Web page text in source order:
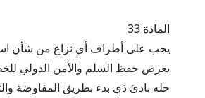
المادة 33
يجب على أطراف أي نزاع من شأن
يعرض حفظ السلم والأمن الدولي
حله بادئ ذي بدء بطريق المفاوضة